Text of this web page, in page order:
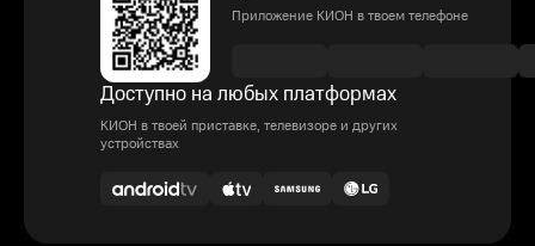
Приложение КИОН в твоем телефоне
Доступно на любых платформах
КИОН в твоей приставке, телевизоре и других
устройствах